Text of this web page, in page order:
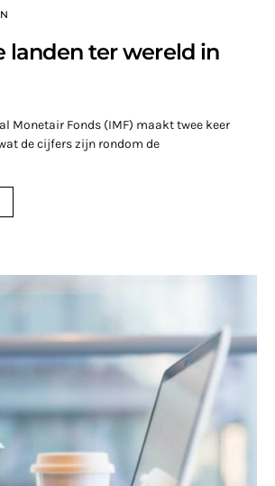
landen ter wereld in
Monetair Fonds (IMF) maakt twee keer
de cijfers zijn rondom de